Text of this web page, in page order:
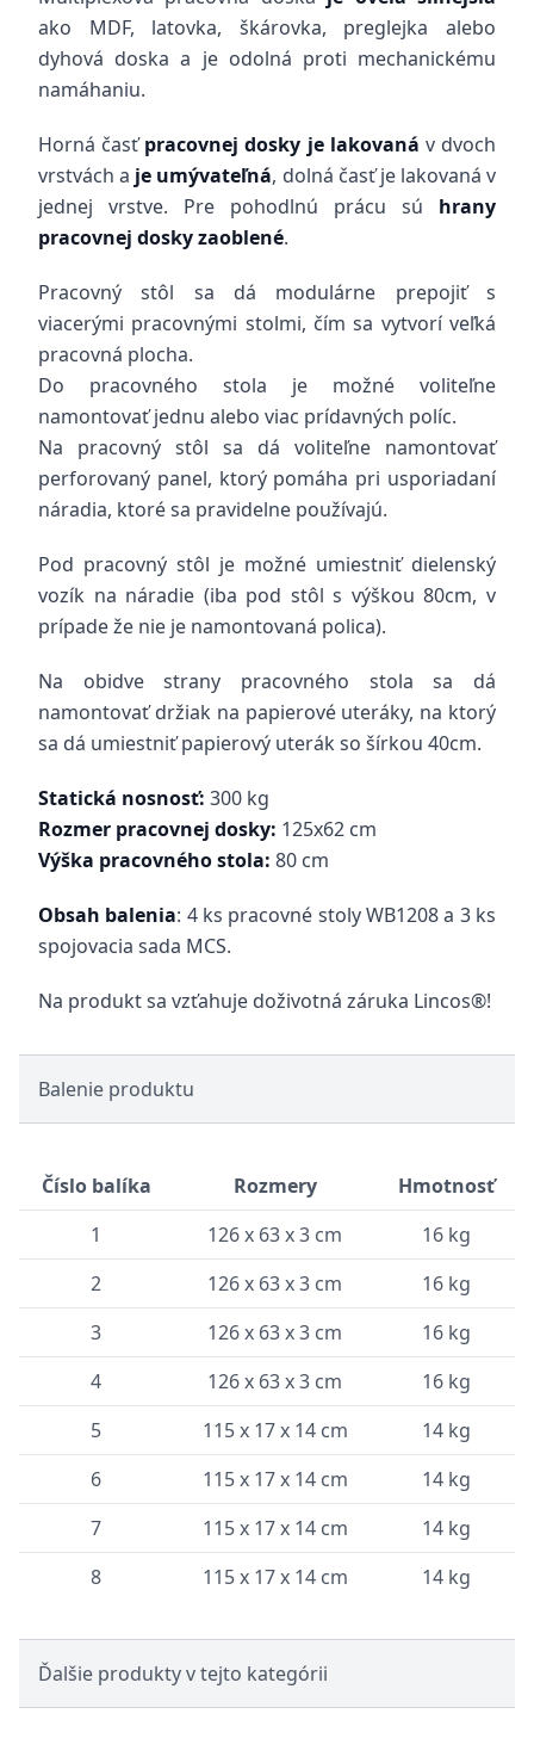
ako MDF, latovka, škárovka, preglejka alebo
dyhová doska a je odolná proti mechanickému
namáhaniu.
Horná časťpracovnej dosky je lakovaná v dvoch
vrstvách a je umývateľná, dolná časť je lakovaná v
jednej vrstve. Pre pohodlnú prácu sú hrany
pracovnej dosky zaoblené.
Pracovný stôl sa dá modulárne prepojiť s
viacerými pracovnými stolmi, čím sa vytvorí veľká
pracovná plocha.
Do pracovného stola je možné voliteľne
namontovať jednu alebo viac prídavných políc.
Na pracovný stôl sa dá voliteľne namontovať
perforovaný panel, ktorý pomáha pri usporiadaní
náradia, ktoré sa pravidelne používajú.
Pod pracovný stôl je možné umiestniť dielenský
vozík na náradie (iba pod stôl s výškou 80cm, v
prípade že nie je namontovaná polica).
Na obidve strany pracovného stola sa dá
namontovať držiak na papierové uteráky, na ktorý
sa dá umiestniť papierový uterák so šírkou 40cm.
Statická nosnosť: 300 kg
Rozmer pracovnej dosky: 125x62 cm
Výška pracovného stola: 80 cm
Obsah balenia: 4 ks pracovné stoly WB1208 a 3 ks
spojovacia sada MCS.
Na produkt sa vzťahuje doživotná záruka Lincos®!
Balenie produktu
Číslo balíka Rozmery
Hmotnosť
1
126 x 63 x 3 cm
16 kg
2
126 x 63 x 3 cm
16 kg
3
126 x 63 x 3 cm
16 kg
4
126 x 63 x 3 cm
16 kg
5
115 x 17 x 14 cm
14 kg
6
115 x 17 x 14 cm
14 kg
7
115 x 17 x 14 cm
14 kg
8
115 x 17 x 14 cm 14 kg
Ďalšie produkty v tejto kategórii